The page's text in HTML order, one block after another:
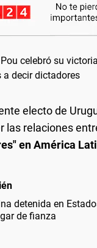
electo de
las relaciones
en América
detenida en
de fianza